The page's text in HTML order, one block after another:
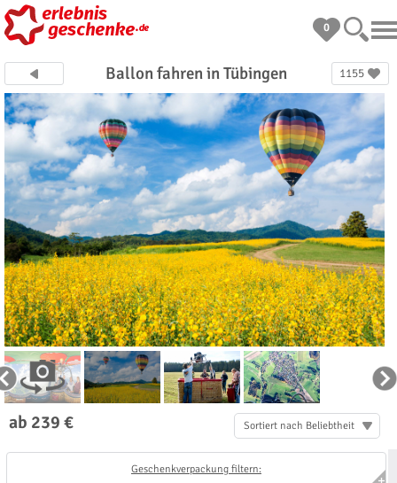
0
Ballon fahren in Tübingen 1155
ab 239 € Sortiert nach Beliebtheit
Geschenkverpackung filtern: